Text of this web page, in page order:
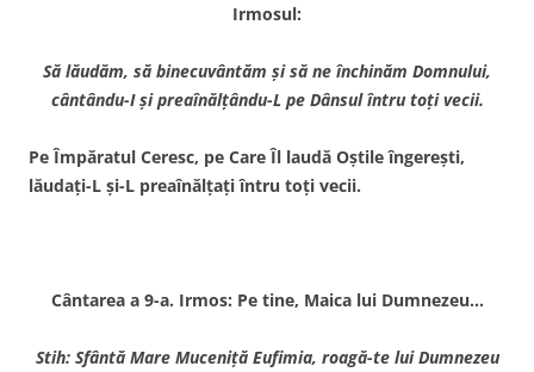
Irmosul:
Să lăudăm, să binecuvântăm şi să ne închinăm Domnului,
cântându-I şi preaînălţându-L pe Dânsul întru toţi vecii.
Pe Împăratul Ceresc, pe Care Îl laudă Oştile îngereşti,
lăudaţi-L şi-L preaînălţaţi întru toţi vecii.
Cântarea a 9-a. Irmos: Pe tine, Maica lui Dumnezeu…
Stih: Sfântă Mare Muceniţă Eufimia, roagă-te lui Dumnezeu